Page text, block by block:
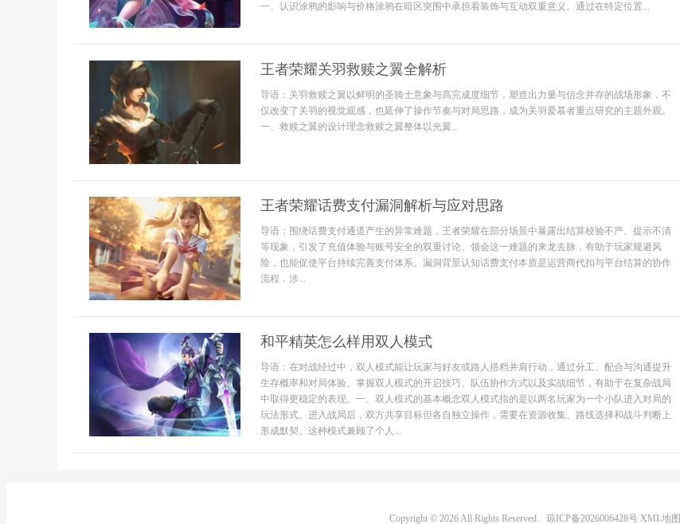
一、认识涂鸦的影响与价格涂鸦在暗区突围中承担着装饰与互动双重意义。通过在特定位置...
王者荣耀关羽救赎之翼全解析
导语：关羽救赎之翼以鲜明的圣骑士意象与高完成度细节，塑造出力量与信念并存的战场形象，不
仅改变了关羽的视觉观感，也延伸了操作节奏与对局思路，成为关羽爱慕者重点研究的主题外观。
一、救赎之翼的设计理念救赎之翼整体以光翼...
王者荣耀话费支付漏洞解析与应对思路
导语：围绕话费支付通道产生的异常难题，王者荣耀在部分场景中暴露出结算校验不严、提示不清
等现象，引发了充值体验与账号安全的双重讨论。领会这一难题的来龙去脉，有助于玩家规避风
险，也能促使平台持续完善支付体系。漏洞背景认知话费支付本质是运营商代扣与平台结算的协作
流程，涉...
和平精英怎么样用双人模式
导语：在对战经过中，双人模式能让玩家与好友或路人搭档并肩行动，通过分工、配合与沟通提升
生存概率和对局体验。掌握双人模式的开启技巧、队伍协作方式以及实战细节，有助于在复杂战局
中取得更稳定的表现。一、双人模式的基本概念双人模式指的是以两名玩家为一个小队进入对局的
玩法形式。进入战局后，双方共享目标但各自独立操作，需要在资源收集、路线选择和战斗判断上
形成默契。这种模式兼顾了个人...
Copyright © 2026 All Rights Reserved. 琼ICP备2026006428号 XML地图